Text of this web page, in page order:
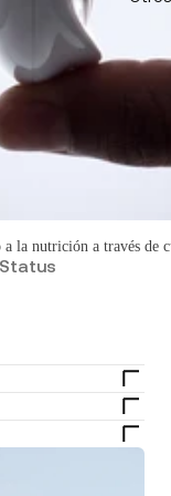
la nutrición a través de